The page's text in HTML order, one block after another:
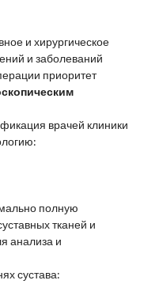
и хирургическое
и заболеваний
приоритет
врачей клиники
полную
тканей и
анализа и
сустава: